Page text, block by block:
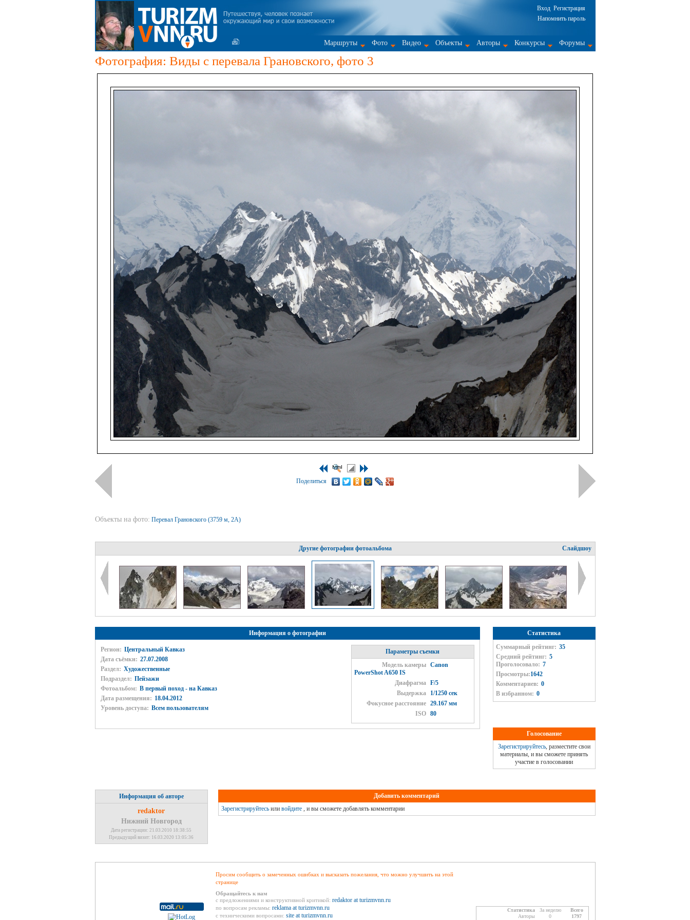
Вход Регистрация
Напомнить пароль
Маршруты Фото Видео Объекты Авторы Конкурсы Форумы
Фотография: Виды с перевала Грановского, фото 3
Поделиться
Объекты на фото: Перевал Грановского (3759 м, 2А)
Другие фотографии фотоальбома Слайдшоу
Информация о фотографии
Регион: Центральный Кавказ
Дата съёмки: 27.07.2008
Раздел: Художественные
Подраздел: Пейзажи
Фотоальбом: В первый поход - на Кавказ
Дата размещения: 18.04.2012
Уровень доступа: Всем пользователям
Параметры съемки
Модель камеры
Canon
PowerShot A650 IS
Диафрагма
F/5
Выдержка
1/1250 сек
Фокусное расстояние
29.167 мм
ISO
80
Статистика
Суммарный рейтинг: 35
Средний рейтинг: 5
Проголосовало: 7
Просмотры:1642
Комментариев: 0
В избранном: 0
Голосование
Зарегистрируйтесь, разместите свои
материалы, и вы сможете принять
участие в голосовании
Информация об авторе
redaktor
Нижний Новгород
Дата регистрации: 21.03.2010 18:38:55
Предыдущий визит: 16.03.2020 13:05:36
Добавить комментарий
Зарегистрируйтесьили войдите, и вы сможете добавлять комментарии
Просим сообщить о замеченных ошибках и высказать пожелания, что можно улучшить на этой
странице
Обращайтесь к нам
с предложениями и конструктивной критикой: redaktor at turizmvnn.ru
по вопросам рекламы: reklama at turizmvnn.ru
с техническими вопросами: site at turizmvnn.ru
Статистика За неделю
Всего
Авторы
0
1797